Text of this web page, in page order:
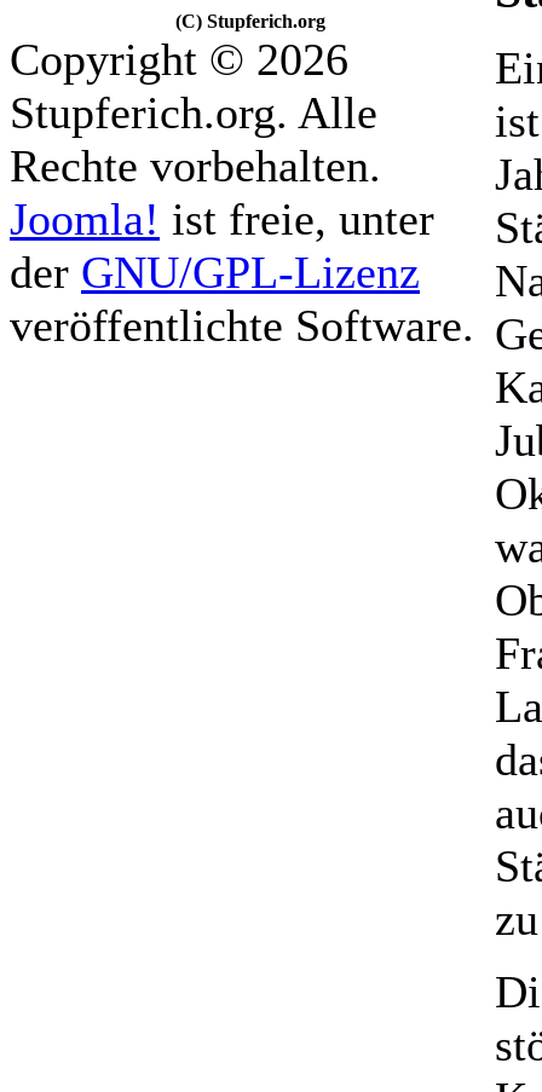
(C) Stupferich.org
Copyright © 2026
Stupferich.org. Alle
Rechte vorbehalten.
Joomla! ist freie, unter
der GNU/GPL-Lizenz
veröffentlichte Software.